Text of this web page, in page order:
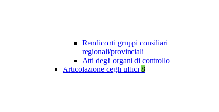
Rendiconti gruppi consiliari
regionali/provinciali
Atti degli organi di controllo
Articolazione degli uffici 8